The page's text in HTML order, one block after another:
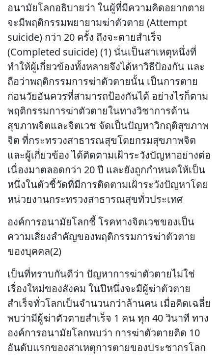
อนามัยโลกอธิบายว่า ในผู้ที่มีความคิดอยากตาย
จะมีพฤติกรรมพยายามฆ่าตัวตาย (Attempt
suicide) กว่า 20 ครั้ง ถึงจะตายสำเร็จ
(Completed suicide) (1) นั่นเป็นสาเหตุหนึ่งที่
ทำให้ผู้เกี่ยวข้องทั้งหลายจึงได้หาวิธีป้องกัน และ
ถือว่าพฤติกรรมการฆ่าตัวตายนั้น เป็นการตาย
ก่อนวัยอันควรที่สามารถป้องกันได้ อย่างไรก็ตาม
พฤติกรรมการฆ่าตัวตายในทางวิชาการด้าน
สุขภาพจิตและจิตเวช จัดเป็นปัญหาวิกฤติสุขภาพ
จิต ที่กระทรวงสาธารณสุขโดยกรมสุขภาพจิต
และผู้เกี่ยวข้อง ได้ติดตามเฝ้าระวังปัญหาอย่างต่อ
เนื่องมาตลอดกว่า 20 ปี และยังถูกกำหนดให้เป็น
หนึ่งในตัวชี้วัดที่มีการติดตามเฝ้าระวังปัญหาโดย
หน่วยงานกระทรวงสาธารณสุขทั่วประเทศ
องค์การอนามัยโลกชี้ โรคทางจิตเวชของเป็น
ความเสี่ยงสำคัญของพฤติกรรมการฆ่าตัวตาย
ของบุคคล(2)
เป็นที่ทราบกันดีว่า ปัญหาการฆ่าตัวตายไม่ใช่
เรื่องใหม่ของสังคม ในปีหนึ่งจะมีผู้ฆ่าตัวตาย
สำเร็จทั่วโลกเป็นจำนวนกว่าล้านคน เมื่อคิดเฉลี่ย
พบว่ามีผู้ฆ่าตัวตายสำเร็จ 1 คน ทุก 40 วินาที ทาง
องค์การอนามัยโลกพบว่า การฆ่าตัวตายติด 10
อันดับแรกของสาเหตุการตายของประชากรโลก